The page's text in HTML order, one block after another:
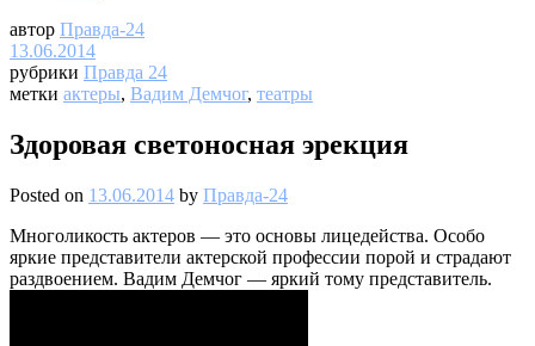
автор Правда-24
13.06.2014
рубрики Правда 24
метки актеры, Вадим Демчог, театры
Здоровая светоносная эрекция
Posted on 13.06.2014 by Правда-24
Многоликость актеров — это основы лицедейства. Особо
яркие представители актерской профессии порой и страдают
раздвоением. Вадим Демчог — яркий тому представитель.